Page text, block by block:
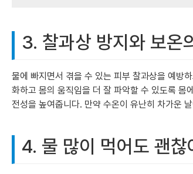
3. 찰과상 방지와 보온
물에 빠지면서 겪을 수 있는 피부 찰과상을 예방
화하고 몸의 움직임을 더 잘 파악할 수 있도록 몸
전성을 높여줍니다. 만약 수온이 유난히 차가운
4. 물 많이 먹어도 괜